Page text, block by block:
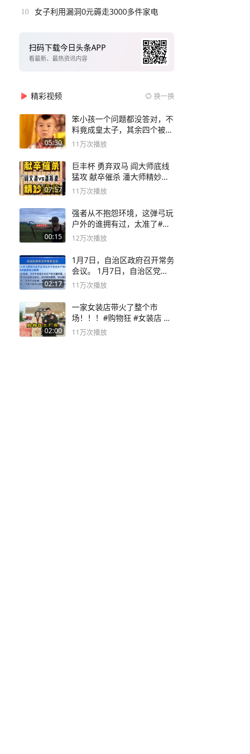
10 女子利用漏洞0元薅走3000多件家电
扫码下载今日头条APP
看最新、最热资讯内容
精彩视频 换一换
05:30
笨小孩一个问题都没答对，不
料竟成皇太子，其余四个被处
死
11万次播放
07:57
巨丰杯 勇弃双马 阎大师底线
猛攻 献卒催杀 潘大师精妙入
局
11万次播放
00:15
强者从不抱怨环境，这弹弓玩
户外的谁拥有过，太准了#弹
弓#户外
12万次播放
02:17
1月7日，自治区政府召开常务
会议。 1月7日，自治区党委
副书记
11万次播放
02:00
一家女装店带火了整个市
场！！！#购物狂 #女装店 #
高品质女装
11万次播放